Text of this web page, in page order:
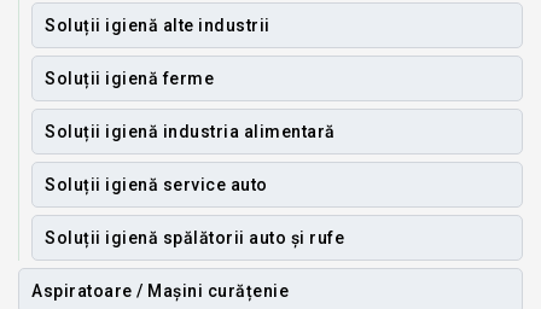
Soluții igienă alte industrii
Soluții igienă ferme
Soluții igienă industria alimentară
Soluții igienă service auto
Soluții igienă spălătorii auto și rufe
Aspiratoare / Mașini curățenie